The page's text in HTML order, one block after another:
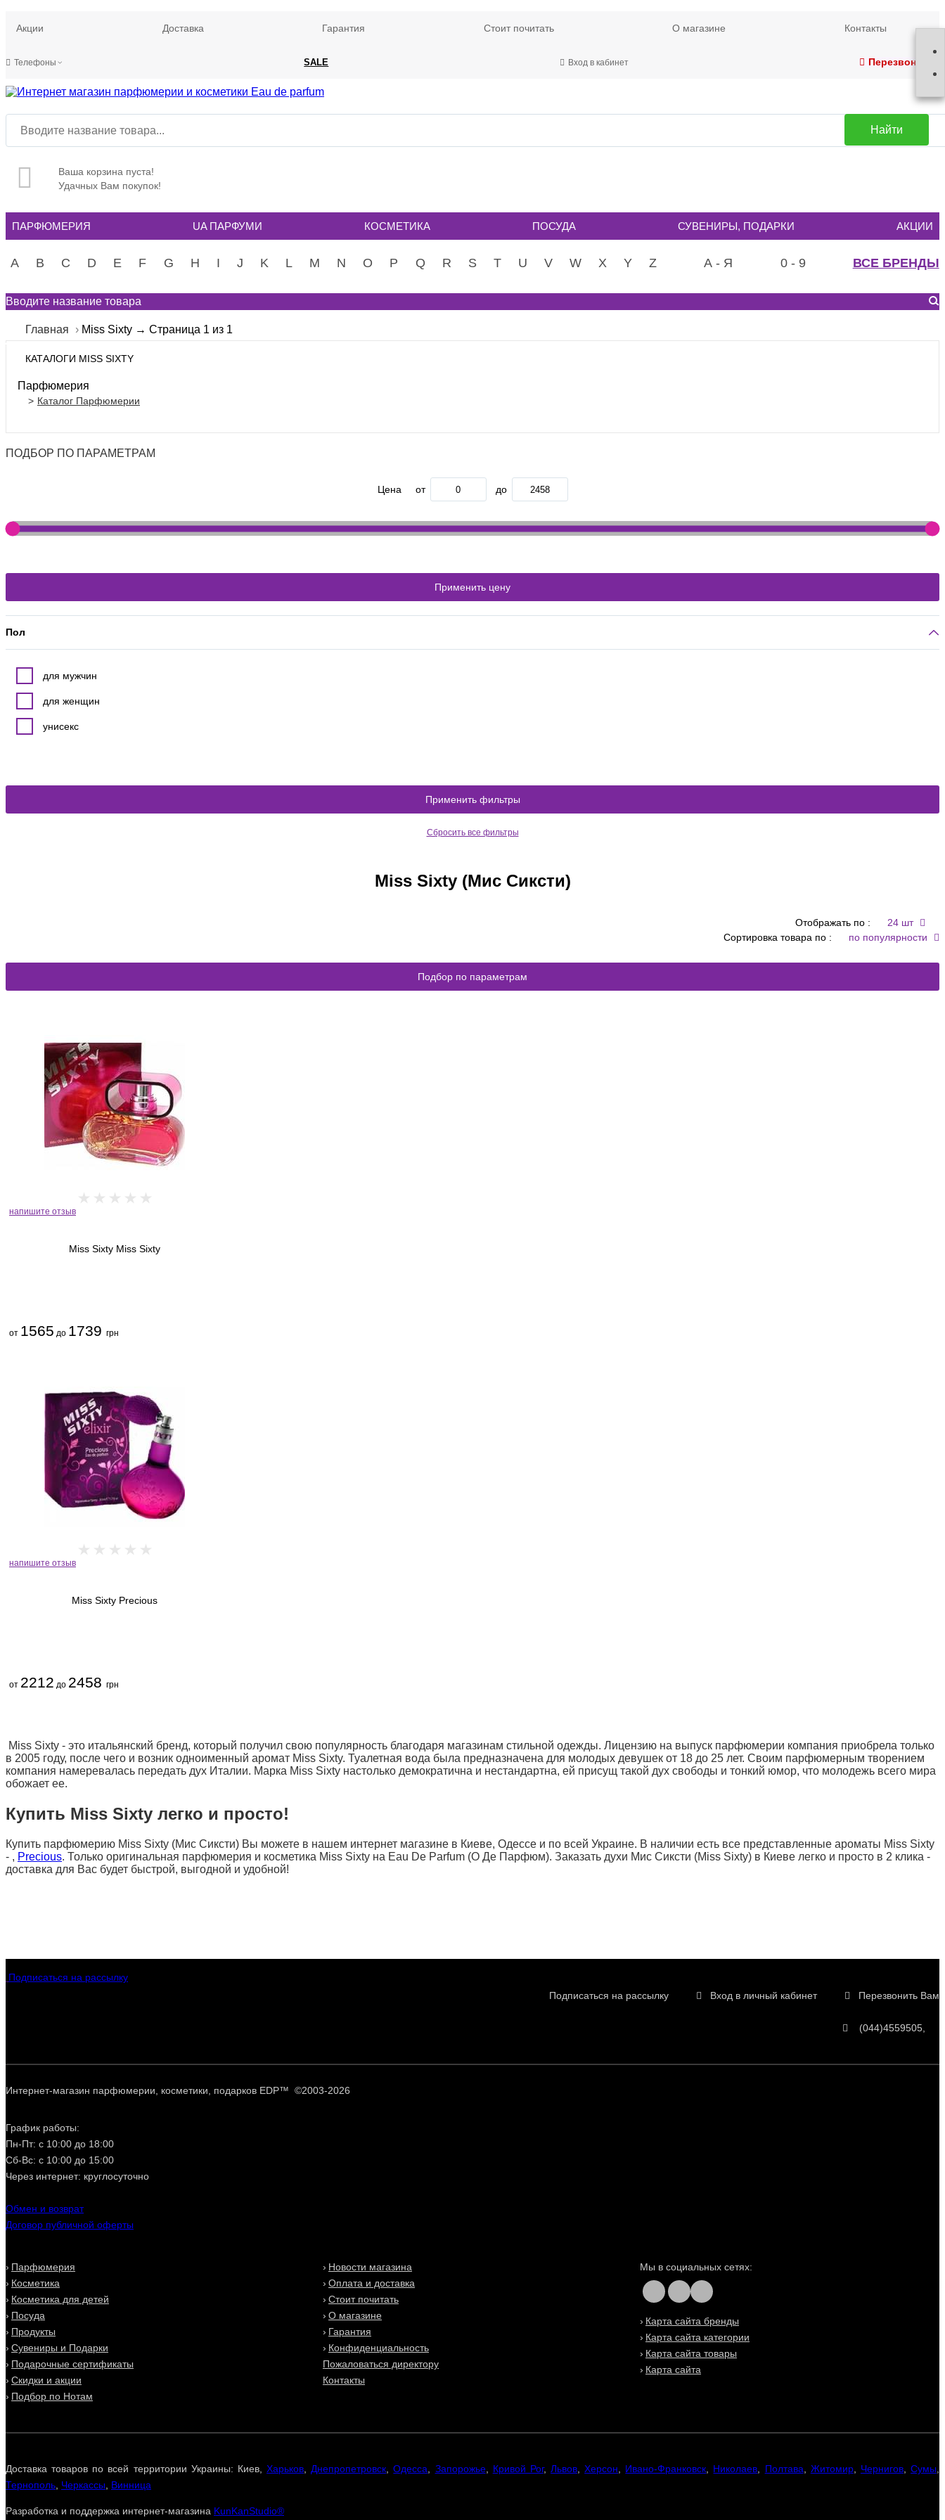
Акции Доставка Гарантия Стоит почитать О магазине Контакты
Телефоны SALE Вход в кабинет Перезвонить
Найти
Ваша корзина пуста!
Удачных Вам покупок!
ПАРФЮМЕРИЯ UA ПАРФУМИ КОСМЕТИКА ПОСУДА СУВЕНИРЫ, ПОДАРКИ АКЦИИ
A B C D E F G H I J K L M N O P Q R S T U V W X Y Z А - Я 0 - 9 ВСЕ БРЕНДЫ
Главная Miss Sixty → Страница 1 из 1
КАТАЛОГИ MISS SIXTY
Парфюмерия
Каталог Парфюмерии
ПОДБОР ПО ПАРАМЕТРАМ
Цена от до
Применить цену
Пол
для мужчин
для женщин
унисекс
Применить фильтры
Сбросить все фильтры
Miss Sixty (Мис Сиксти)
Отображать по :
24 шт
Сортировка товара по :
по популярности
Подбор по параметрам
напишите отзыв
Miss Sixty Miss Sixty
от 1565 до 1739 грн
напишите отзыв
Miss Sixty Precious
от 2212 до 2458 грн
Miss Sixty - это итальянский бренд, который получил свою популярность благодаря магазинам стильной одежды. Лицензию на выпуск парфюмерии компания приобрела только
в 2005 году, после чего и возник одноименный аромат Miss Sixty. Туалетная вода была предназначена для молодых девушек от 18 до 25 лет. Своим парфюмерным творением
компания намеревалась передать дух Италии. Марка Miss Sixty настолько демократична и нестандартна, ей присущ такой дух свободы и тонкий юмор, что молодежь всего мира
обожает ее.
Купить Miss Sixty легко и просто!
Купить парфюмерию Miss Sixty (Мис Сиксти) Вы можете в нашем интернет магазине в Киеве, Одессе и по всей Украине. В наличии есть все представленные ароматы Miss Sixty
- , Precious. Только оригинальная парфюмерия и косметика Miss Sixty на Eau De Parfum (О Де Парфюм). Заказать духи Мис Сиксти (Miss Sixty) в Киеве легко и просто в 2 клика -
доставка для Вас будет быстрой, выгодной и удобной!
Подписаться на рассылку
Подписаться на рассылку
Вход в личный кабинет Перезвонить Вам
(044)4559505
Интернет-магазин парфюмерии, косметики, подарков EDP™ ©2003-2026
График работы:
Пн-Пт: с 10:00 до 18:00
Сб-Вс: с 10:00 до 15:00
Через интернет: круглосуточно
Обмен и возврат
Договор публичной оферты
Парфюмерия
Косметика
Косметика для детей
Посуда
Продукты
Сувениры и Подарки
Подарочные сертификаты
Скидки и акции
Подбор по Нотам
Новости магазина
Оплата и доставка
Стоит почитать
О магазине
Гарантия
Конфиденциальность
Пожаловаться директору
Контакты
Мы в социальных сетях:
Карта сайта бренды
Карта сайта категории
Карта сайта товары
Карта сайта
Доставка товаров по всей территории Украины: Киев,Харьков Днепропетровск ,Одесса Запорожье, Кривой Рог, Львов ,Херсон Ивано-Франковск Николаев Полтава Житомир, Чернигов,Сумы
Тернополь Черкассы Винница
Разработка и поддержка интернет-магазина KunKanStudio®